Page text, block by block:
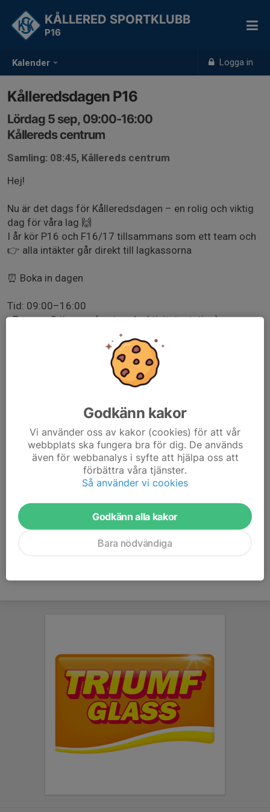
Kalender Logga in
KÅLLERED SPORTKLUBB
P16
Kålleredsdagen P16
Lördag 5 sep, 09:00-16:00
Kållereds centrum
Samling: 08:45, Kållereds centrum
Hej!
Nu är det dags för Kålleredsdagen – en rolig och viktig
dag för våra lag 🙌
I år kör P16 och F16/17 tillsammans som ett team och
👉 alla intäkter går direkt till lagkassorna
⏰ Boka in dagen
Tid: 09:00–16:00
• Pass ca 2 timmar (mat- och aktivitetsstation)
• Ca 3 föräldrar från P16 per pass
• Tider fördelas närmare
Alla familjer behöver bidra. Kan man inte stå på plats
hjälper man till genom att baka fika.
Pengarna vi tjänar går direkt till lagkassorna och
Tillsammans som ett team gör vi detta till en riktigt bra
dag 💙
kallade.
Logga in här
Godkänn kakor
Vi använder oss av kakor (cookies) för att vår
webbplats ska fungera bra för dig. De används
även för webbanalys i syfte att hjälpa oss att
förbättra våra tjänster.
Så använder vi cookies
Godkänn alla kakor
Bara nödvändiga